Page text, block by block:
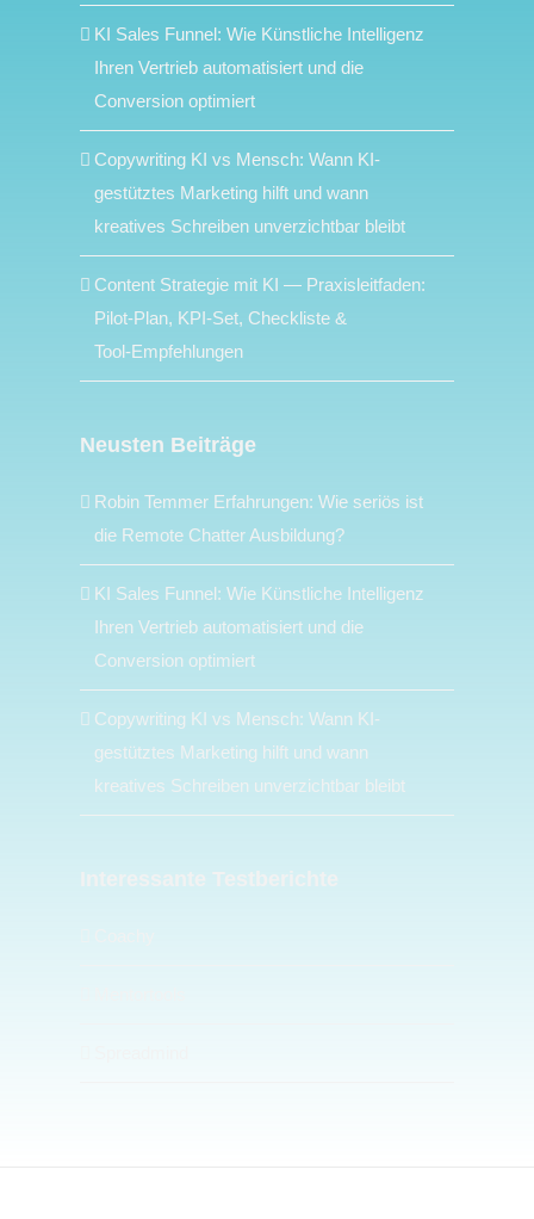
KI Sales Funnel: Wie Künstliche Intelligenz
Ihren Vertrieb automatisiert und die
Conversion optimiert
Copywriting KI vs Mensch: Wann KI-
gestütztes Marketing hilft und wann
kreatives Schreiben unverzichtbar bleibt
Content Strategie mit KI — Praxisleitfaden:
Pilot‑Plan, KPI‑Set, Checkliste &
Tool‑Empfehlungen
Neusten Beiträge
Robin Temmer Erfahrungen: Wie seriös ist
die Remote Chatter Ausbildung?
KI Sales Funnel: Wie Künstliche Intelligenz
Ihren Vertrieb automatisiert und die
Conversion optimiert
Copywriting KI vs Mensch: Wann KI-
gestütztes Marketing hilft und wann
kreatives Schreiben unverzichtbar bleibt
Interessante Testberichte